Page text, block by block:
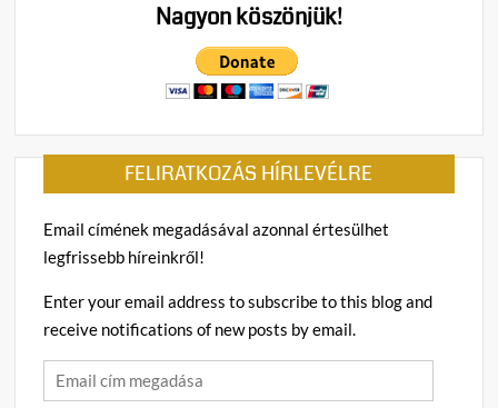
Nagyon köszönjük!
FELIRATKOZÁS HÍRLEVÉLRE
Email címének megadásával azonnal értesülhet
legfrissebb híreinkről!
Enter your email address to subscribe to this blog and
receive notifications of new posts by email.
Email
cím